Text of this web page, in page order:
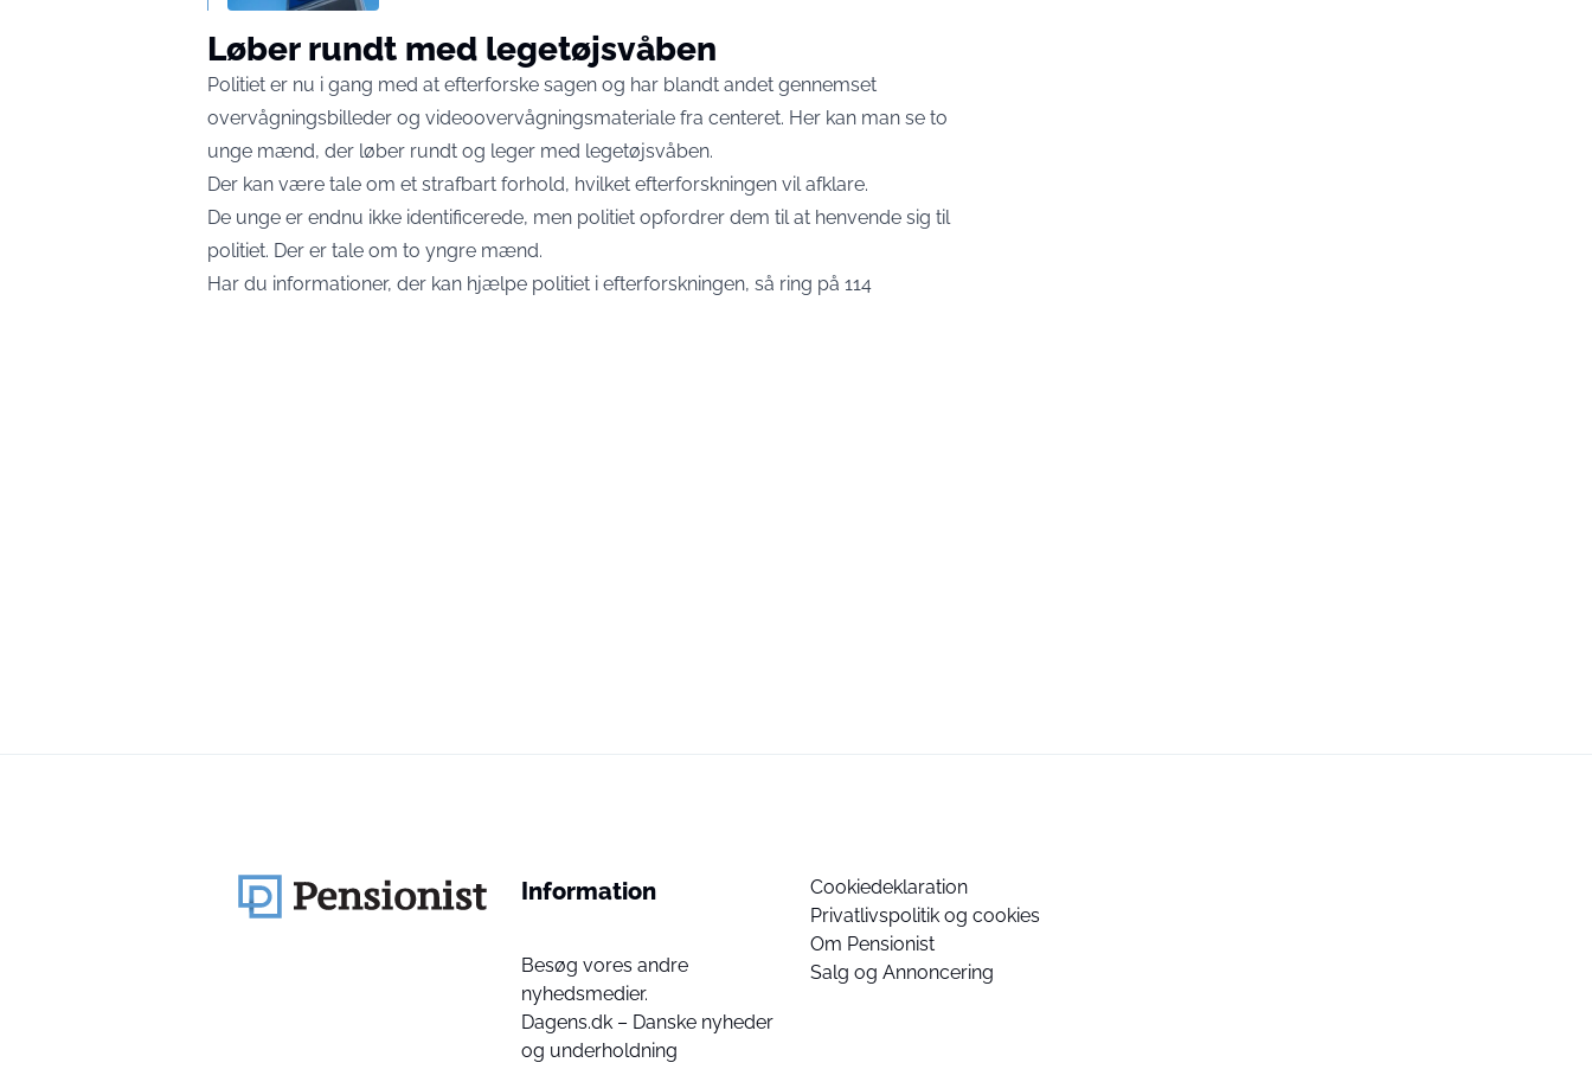
Løber rundt med legetøjsvåben
Politiet er nu i gang med at efterforske sagen og har blandt andet gennemset
overvågningsbilleder og videoovervågningsmateriale fra centeret. Her kan man se to
unge mænd, der løber rundt og leger med legetøjsvåben.
Der kan være tale om et strafbart forhold, hvilket efterforskningen vil afklare.
De unge er endnu ikke identificerede, men politiet opfordrer dem til at henvende sig til
politiet. Der er tale om to yngre mænd.
Har du informationer, der kan hjælpe politiet i efterforskningen, så ring på 114
Information
Besøg vores andre
nyhedsmedier.
Dagens.dk – Danske nyheder
og underholdning
Cookiedeklaration
Privatlivspolitik og cookies
Om Pensionist
Salg og Annoncering